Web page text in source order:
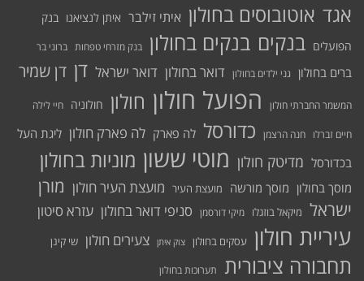
אגד אוטובוסים בחולון איתי זילבר איתן לנציאנו בנק
הפועלים בנקים בנקים בחולון בנק מזרחי טפחות ברוני בר
ברים בחולון גני ילדים בחולון דואר בחולון דואר ישראל דן דן שמיר
המשמר החברתי חולון הפועל חולון חולון חולוניה חיי לילה
חיים זברלו חנה הרצמן כדורסל לה פארק לה פארק חולון ליגת העל
בכדורסל מדיטק חולון מוטי ששון מוניות בחולון
מוסך בחולון מוסך מורשה מועצת העיר מועצת העיר חולון מורן
ישראל מיקאל בוזגלו מיקי דורסמן סניפי דואר בחולון עזרא סיטון
עיריית חולון עסקים בחולון צוק איתן צעירים חולון שי קינן
תחבורה ציבורית תערוכות בחולון